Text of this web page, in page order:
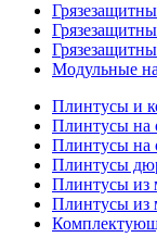
Модульные
Плинтусы и
Плинтусы на
Плинтусы
Плинтусы
Плинтусы из
Плинтусы из